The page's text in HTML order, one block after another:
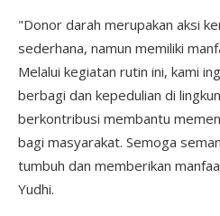
"Donor darah merupakan aksi
sederhana, namun memiliki
Melalui kegiatan rutin ini, kami
berbagi dan kepedulian di
berkontribusi membantu
bagi masyarakat. Semoga
tumbuh dan memberikan
Yudhi.